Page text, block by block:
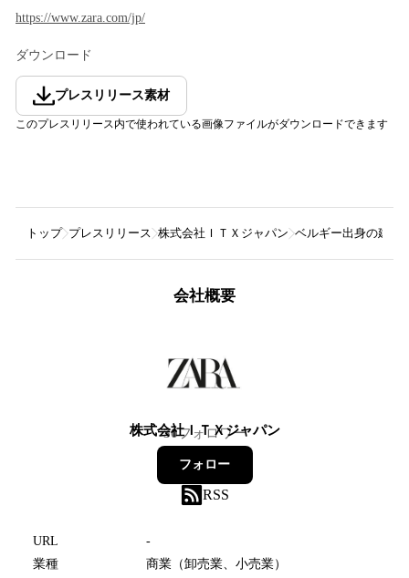
https://www.zara.com/jp/
ダウンロード
プレスリリース素材
このプレスリリース内で使われている画像ファイルがダウンロードできます
トップ プレスリリース 株式会社ＩＴＸジャパン ベルギー出身の建築
会社概要
株式会社ＩＴＸジャパン
30フォロワー
フォロー
RSS
URL
-
業種
商業（卸売業、小売業）